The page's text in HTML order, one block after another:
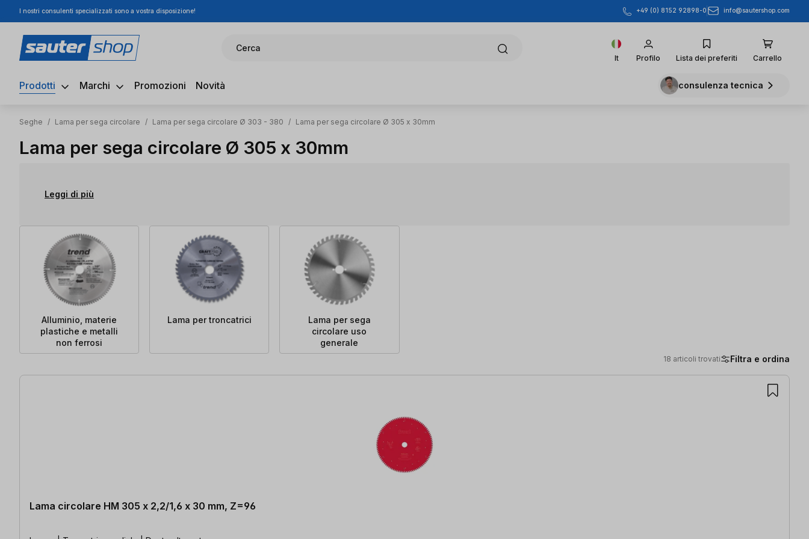
al contenuto principale
Salta alla ricerca
Passa alla navigazione principale
I nostri consulenti specializzati sono a vostra disposizione! +49 (0) 8152 92898-0 info@sautershop.com
Cerca
It Profilo Lista dei preferiti Carrello
Prodotti Marchi Promozioni Novità consulenza tecnica
Seghe / Lama per sega circolare / Lama per sega circolare Ø 303 - 380 / Lama per sega circolare Ø 305 x 30mm
Lama per sega circolare Ø 305 x 30mm
Leggi di più
Alluminio, materie
plastiche e metalli
non ferrosi
Lama per troncatrici
Lama per sega
circolare uso
generale
18 articoli trovati Filtra e ordina
18 articoli trovati
Lama circolare HM 305 x 2,2/1,6 x 30 mm, Z=96